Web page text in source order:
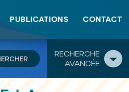
PUBLICATIONS CONTACT
RECHERCHE
AVANCÉE